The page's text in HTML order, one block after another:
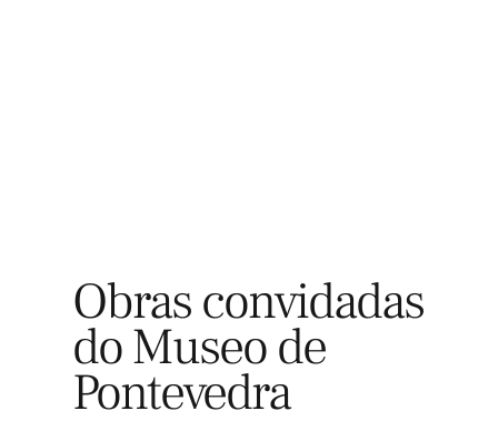
Obras convidadas
do Museo de
Pontevedra